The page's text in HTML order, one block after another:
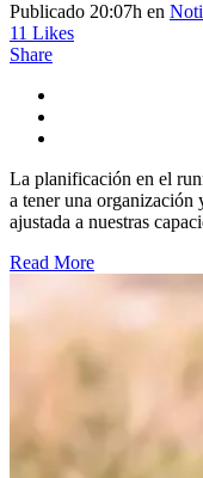
Publicado 20:07h en
11 Likes
Share
La planificación en el
a tener una organización
ajustada a nuestras
Read More